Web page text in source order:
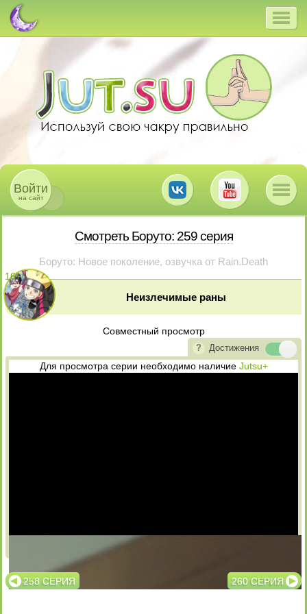
Войти
на сайт
Смотреть Боруто: 259 серия
Боруто: Новое поколение, озвучка от Rain.Death
16+
Неизлечимые раны
Совместный просмотр
Достижения
Для просмотра серии необходимо наличие Jutsu+
Субтитры
258 СЕРИЯ 260 СЕРИЯ